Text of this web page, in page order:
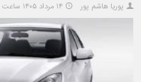
پوریا هاشم پور ۱۴ مرداد ۱۴۰۵ ساعت ۱۲:۰۳